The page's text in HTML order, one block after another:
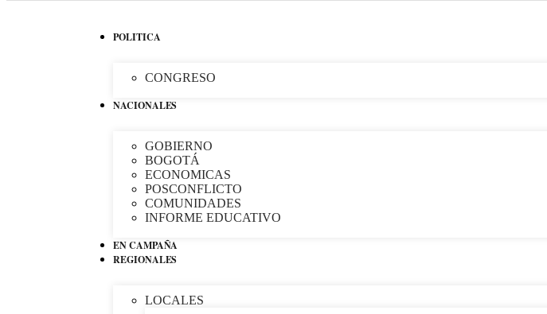
POLITICA
CONGRESO
NACIONALES
GOBIERNO
BOGOTÁ
ECONOMICAS
POSCONFLICTO
COMUNIDADES
INFORME EDUCATIVO
EN CAMPAÑA
REGIONALES
LOCALES